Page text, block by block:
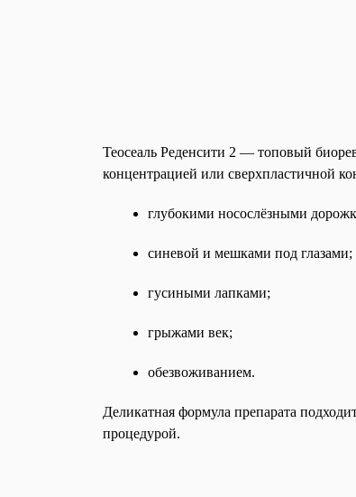
Теосеаль Реденсити 2 — топовый
концентрацией или сверхпластичной
глубокими носослёзными
синевой и мешками под глазами;
гусиными лапками;
грыжами век;
обезвоживанием.
Деликатная формула препарата
процедурой.